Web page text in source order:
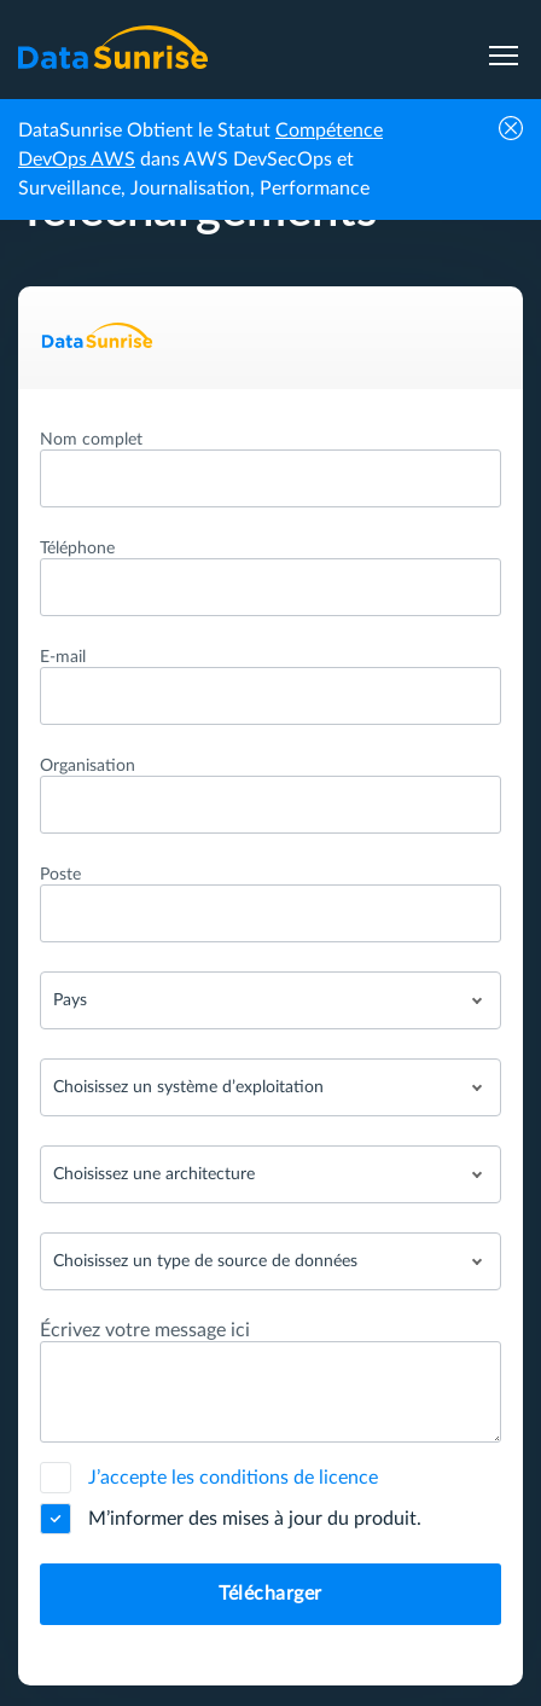
DataSunrise Obtient le Statut Compétence
DevOps AWS dans AWS DevSecOps et
Surveillance, Journalisation, Performance
Téléchargements
Nom complet
Téléphone
E-mail
Organisation
Poste
Pays
Choisissez un système d’exploitation
Choisissez une architecture
Choisissez un type de source de données
Écrivez votre message ici
J’accepte les conditions de licence
M’informer des mises à jour du produit.
Télécharger